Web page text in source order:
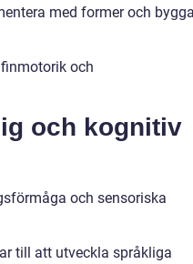
med former och
och
och kognitiv
och sensoriska
till att utveckla språkliga